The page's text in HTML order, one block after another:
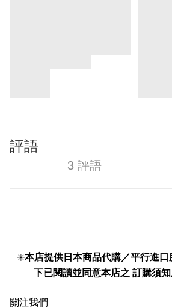
評語
3 評語
✳️本店提供日本商品代購／平行進口
下已閱讀並同意本店之 訂購須
關注我們